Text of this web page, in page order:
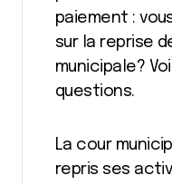
paiement :
sur la reprise
municipale?
questions.
La cour
repris ses